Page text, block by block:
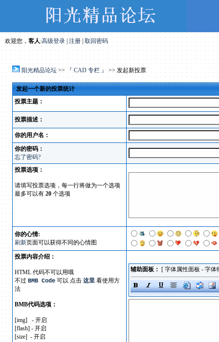
欢迎您， 客人:高级登录 |注册| 取回密码
阳光精品论坛>> 『 CAD 专栏 』 >> 发起新投票
发起一个新的投票统计
投票主题：
投票描述：
你的用户名：
你的密码：
忘了密码?
投票选项：
请填写投票选项，每一行将做为一个选项
最多可以有 20个选项
你的心情:
刷新页面可以获得不同的心情图
投票内容介绍：
HTML 代码不可以用哦
不过 BMB Code可以 点击 这里看使用方
法
BMB代码选项：
[img] - 开启
[flash] - 开启
[size] - 开启
辅助面板： [ 字体属性面板 - 字体